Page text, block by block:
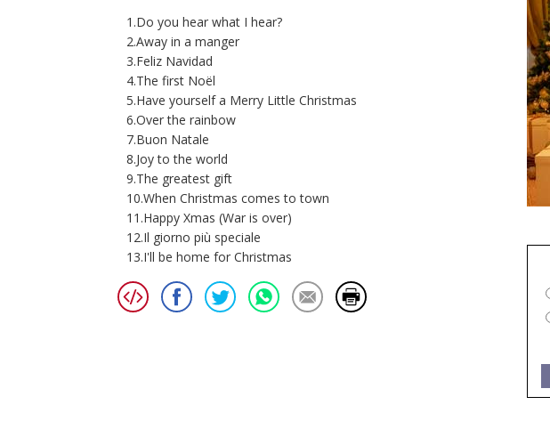
1.Do you hear what I hear?
2.Away in a manger
3.Feliz Navidad
4.The first Noël
5.Have yourself a Merry Little Christmas
6.Over the rainbow
7.Buon Natale
8.Joy to the world
9.The greatest gift
10.When Christmas comes to town
11.Happy Xmas (War is over)
12.Il giorno più speciale
13.I'll be home for Christmas